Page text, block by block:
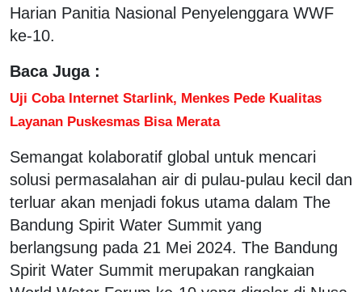
Harian Panitia Nasional Penyelenggara WWF
ke-10.
Baca Juga :
Uji Coba Internet Starlink, Menkes Pede Kualitas
Layanan Puskesmas Bisa Merata
Semangat kolaboratif global untuk mencari
solusi permasalahan air di pulau-pulau kecil dan
terluar akan menjadi fokus utama dalam The
Bandung Spirit Water Summit yang
berlangsung pada 21 Mei 2024. The Bandung
Spirit Water Summit merupakan rangkaian